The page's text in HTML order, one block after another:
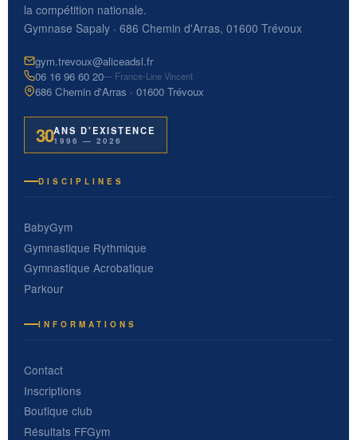
la compétition nationale.
Gymnase Sapaly · 686 Chemin d'Arras, 01600 Trévoux
gym.trevoux@aliceadsl.fr
06 16 96 60 20— France-Line Vincent
686 Chemin d'Arras · 01600 Trévoux
30ANS D'EXISTENCE
1996 — 2026
DISCIPLINES
BabyGym
Gymnastique Rythmique
Gymnastique Acrobatique
Parkour
INFORMATIONS
Contact
Inscriptions
Boutique club
Résultats FFGym